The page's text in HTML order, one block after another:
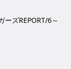
ズREPORT/6～